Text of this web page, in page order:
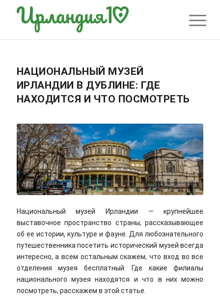
НАЦИОНАЛЬНЫЙ МУЗЕЙ
ИРЛАНДИИ В ДУБЛИНЕ: ГДЕ
НАХОДИТСЯ И ЧТО ПОСМОТРЕТЬ
Национальный музей Ирландии — крупнейшее
выставочное пространство страны, рассказывающее
об ее истории, культуре и фауне. Для любознательного
путешественника посетить исторический музей всегда
интересно, а всем остальным скажем, что вход во все
отделения музея бесплатный. Где какие филиалы
национального музея находятся и что в них можно
посмотреть, расскажем в этой статье.